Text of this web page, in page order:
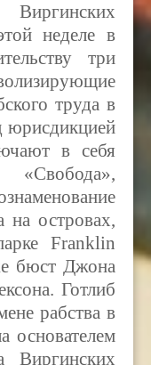
неделе в
три
труда в
юрисдикцией
в себя
на островах,
Franklin
бюст Джона
Готлиб
рабства в
основателем
Виргинских